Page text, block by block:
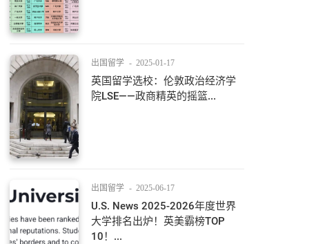
出国留学 - 2025-01-17
英国留学选校：伦敦政治经济学
院LSE——政商精英的摇篮...
出国留学 - 2025-06-17
U.S. News 2025-2026年度世界
大学排名出炉！英美霸榜TOP
10！...